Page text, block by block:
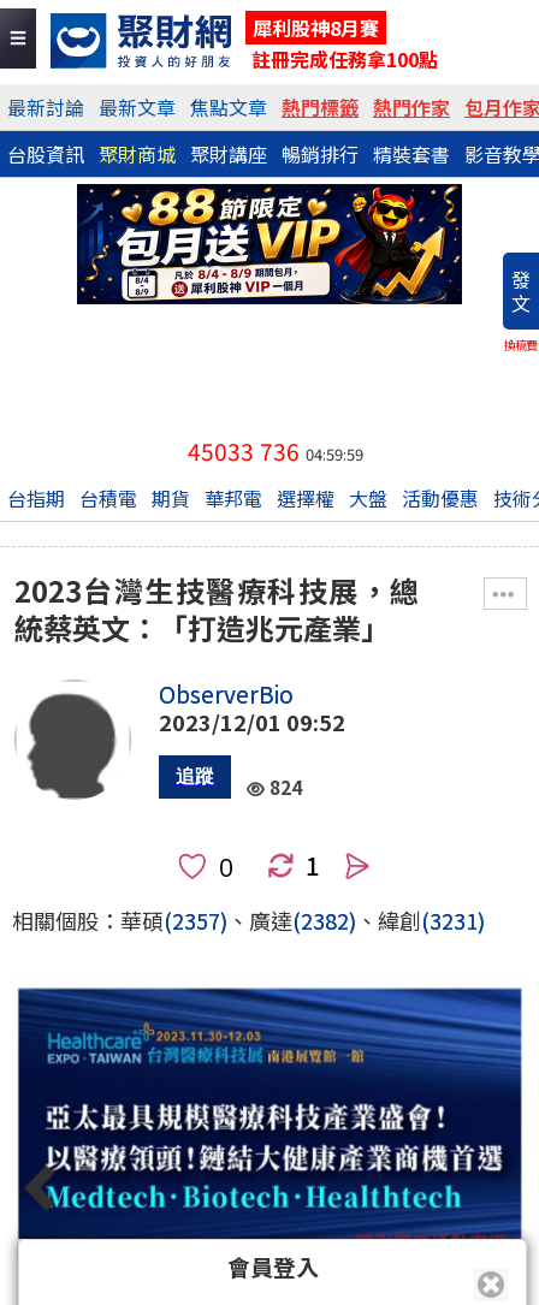
犀利股神8月賽
註冊完成任務拿100點
最新討論 最新文章 焦點文章 熱門標籤 熱門作家 包月作
台股資訊 聚財商城 聚財講座 暢銷排行 精裝套書 影音教
發
文
換稿費
45033 736 04:59:59
台指期 台積電 期貨 華邦電 選擇權 大盤 活動優惠 技術
2023台灣生技醫療科技展，總
統蔡英文：「打造兆元產業」
ObserverBio
2023/12/01 09:52
824
1
相關個股：華碩(2357) 、廣達(2382) 、緯創(3231)
會員登入